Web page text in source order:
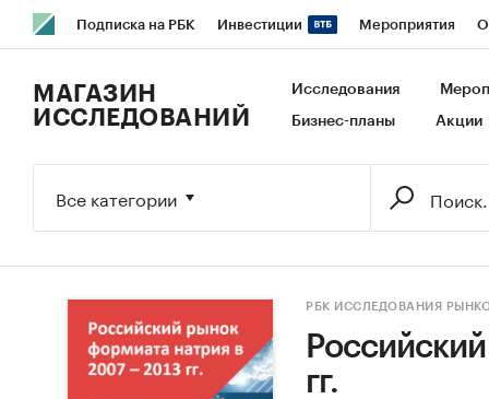
Подписка на РБК Инвестиции Мероприятия
Исследования Кредитные рейтинги Франшизы
МАГАЗИН
ИССЛЕДОВАНИЙ
Исследования
Бизнес-планы Акции
Все категории
РБК ИССЛЕДОВАНИЯ
гг.